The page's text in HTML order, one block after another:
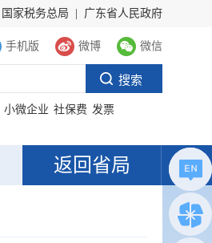
国家税务总局 广东省人民政府
手机版 微博 微信
小微企业 社保费 发票
返回省局